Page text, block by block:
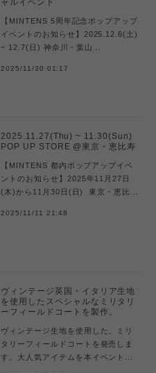
ャルイベント
【MINTENS 5周年記念ポップアップ
イベントのお知らせ】2025.12.6(土)
~ 12.7(日) 神奈川・葉山
2025/11/30 01:17
2025.11.27(Thu) ~ 11.30(Sun)
POP UP STORE @東京・恵比寿
【MINTENS 都内ポップアップイベ
ントのお知らせ】2025年11月27日
(木)から11月30日(日) 東京・恵比寿
4日間のMINTENSポップアップイベ
2025/11/11 21:48
ヴィンテージ英国・イタリア生地
を使用したスペシャルなミリタリ
ーフィールドコートを製作。
ヴィンテージ生地を使用した、ミリ
タリーフィールドコートを発売しま
す。大人気アイテムを本イベントに